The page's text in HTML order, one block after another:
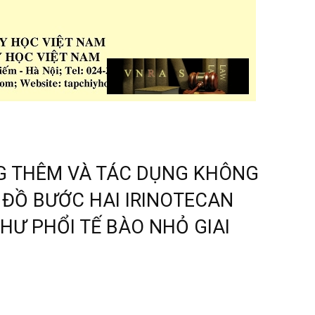
THÊM VÀ TÁC DỤNG KHÔNG
BƯỚC HAI IRINOTECAN
PHỔI TẾ BÀO NHỎ GIAI